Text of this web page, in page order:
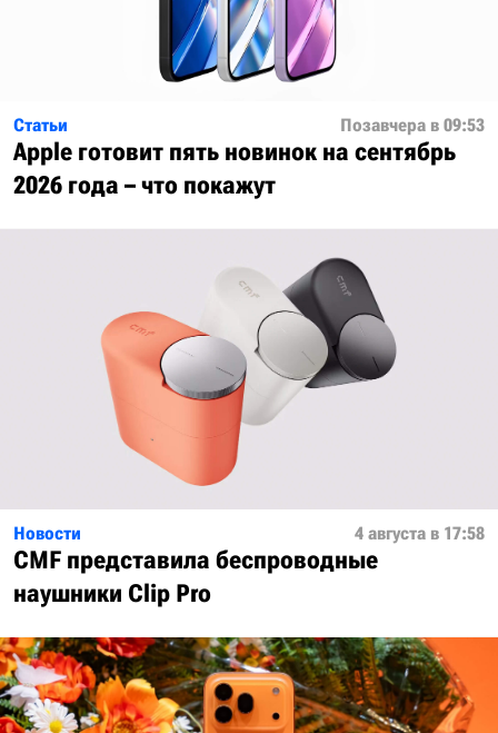
Статьи Позавчера в 09:53
Apple готовит пять новинок на сентябрь
2026 года – что покажут
Новости 4 августа в 17:58
CMF представила беспроводные
наушники Clip Pro